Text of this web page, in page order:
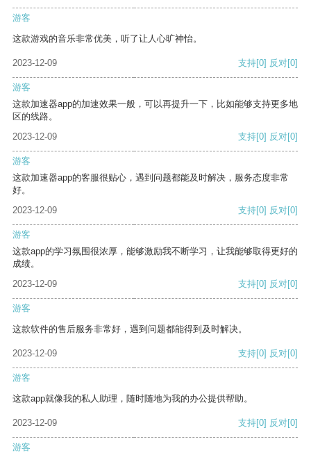
游客
这款游戏的音乐非常优美，听了让人心旷神怡。
2023-12-09 支持[0] 反对[0]
游客
这款加速器app的加速效果一般，可以再提升一下，比如能够支持更多地
区的线路。
2023-12-09
支持[0] 反对[0]
游客
这款加速器app的客服很贴心，遇到问题都能及时解决，服务态度非常
好。
2023-12-09
支持[0] 反对[0]
游客
这款app的学习氛围很浓厚，能够激励我不断学习，让我能够取得更好的
成绩。
2023-12-09
支持[0] 反对[0]
游客
这款软件的售后服务非常好，遇到问题都能得到及时解决。
2023-12-09 支持[0] 反对[0]
游客
这款app就像我的私人助理，随时随地为我的办公提供帮助。
2023-12-09 支持[0] 反对[0]
游客